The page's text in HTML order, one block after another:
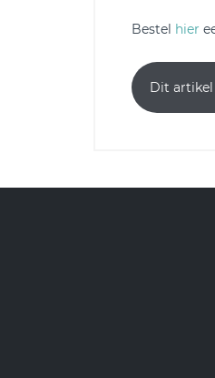
Bestel hier
Dit artikel